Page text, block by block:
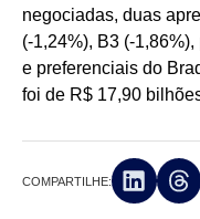
negociadas, duas
(-1,24%), B3 (-
e preferenciais do
foi de R$ 17,90
COMPARTILHE: